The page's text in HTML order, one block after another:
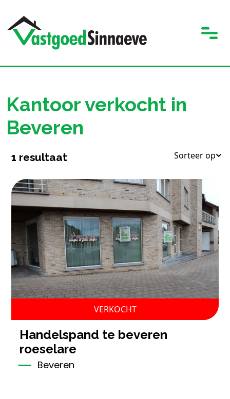
Kantoor verkocht in
Beveren
1 resultaat Sorteer op
VERKOCHT
handelspand te beveren
roeselare
Beveren